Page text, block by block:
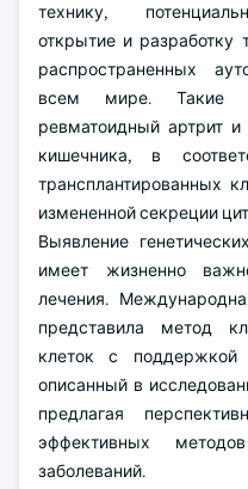
технику,
открытие и разработку
распространенных
всем мире. Такие
ревматоидный артрит и
кишечника, в
трансплантированных
измененной секреции
Выявление
имеет жизненно
лечения.
представила метод
клеток с поддержкой
описанный в
предлагая
эффективных
заболеваний.